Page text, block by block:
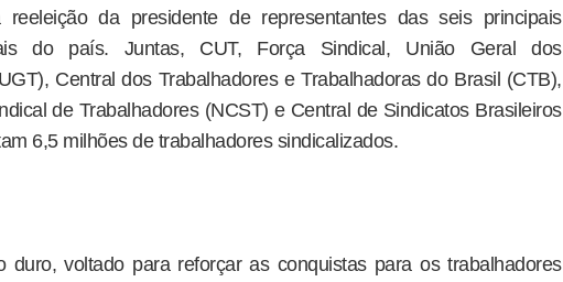
reeleição da presidente de representantes das seis principais
do país. Juntas, CUT, Força Sindical, União Geral dos
Central dos Trabalhadores e Trabalhadoras do Brasil (CTB),
de Trabalhadores (NCST) e Central de Sindicatos Brasileiros
6,5 milhões de trabalhadores sindicalizados.
duro, voltado para reforçar as conquistas para os trabalhadores